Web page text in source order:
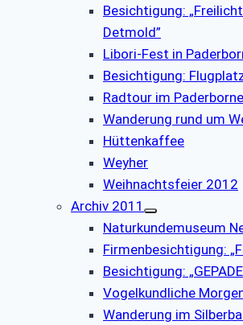
Besichtigung:
Detmold”
Libori-Fest in
Besichtigung:
Radtour im
Wanderung rund um
Hüttenkaffee
Weyher
Weihnachtsfeier 2012
Archiv 2011
Naturkundemuseum
Firmenbesichtigung:
Besichtigung:
Vogelkundliche
Wanderung im